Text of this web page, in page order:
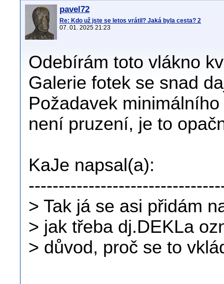
pavel72
Re: Kdo už jste se letos vrátil? Jaká byla cesta? 2
07. 01. 2025 21:23
Odebírám toto vlákno
Galerie fotek se snad
Požadavek
není pruzení, je to
KaJe napsal(a):
> Tak já se asi přidám
> jak třeba dj.DEKLa
> důvod, proč se to